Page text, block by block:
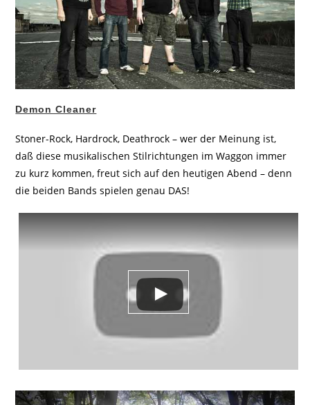
Demon Cleaner
Stoner-Rock, Hardrock, Deathrock – wer der Meinung ist,
daß diese musikalischen Stilrichtungen im Waggon immer
zu kurz kommen, freut sich auf den heutigen Abend – denn
die beiden Bands spielen genau DAS!